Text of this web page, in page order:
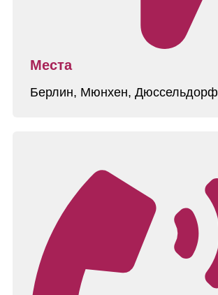
Места
Берлин, Мюнхен, Дюссельдорф